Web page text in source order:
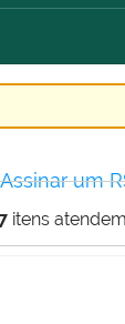
Assinar um
itens